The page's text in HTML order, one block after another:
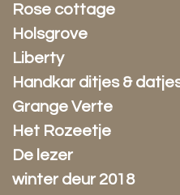
Rose cottage
Holsgrove
Liberty
Handkar ditjes &
Grange Verte
Het Rozeetje
De lezer
winter deur 2018